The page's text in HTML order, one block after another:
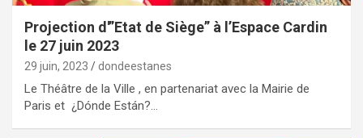
Projection d'”Etat de Siège” à l’Espace Cardin
le 27 juin 2023
29 juin, 2023 dondeestanes
Le Théâtre de la Ville , en partenariat avec la Mairie de
Paris et ¿Dónde Están?…